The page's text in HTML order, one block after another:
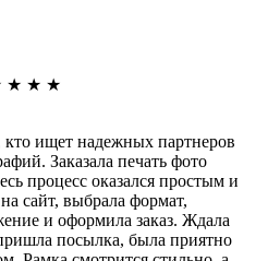
★ ★ ★
ищет надежных партнеров
Заказала печать фото
процесс оказался простым и
сайт, выбрала формат,
и оформила заказ. Ждала
посылка, была приятно